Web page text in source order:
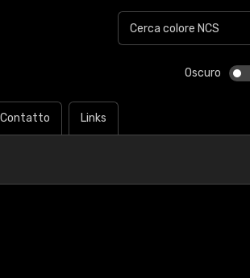
Oscuro
Contatto Links